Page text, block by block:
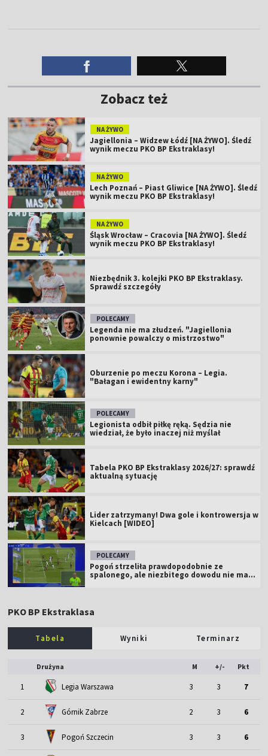
Zobacz też
NA ŻYWO
Jagiellonia – Widzew Łódź [NA ŻYWO]. Śledź
wynik meczu PKO BP Ekstraklasy!
NA ŻYWO
Lech Poznań – Piast Gliwice [NA ŻYWO]. Śledź
wynik meczu PKO BP Ekstraklasy!
NA ŻYWO
Śląsk Wrocław – Cracovia [NA ŻYWO]. Śledź
wynik meczu PKO BP Ekstraklasy!
Niezbędnik 3. kolejki PKO BP Ekstraklasy.
Sprawdź szczegóły
POLECAMY
Legenda nie ma złudzeń. "Jagiellonia
ponownie powalczy o mistrzostwo"
Oburzenie po meczu Korona – Legia.
"Bałagan i ewidentny karny"
POLECAMY
Legionista odbił piłkę ręką. Sędzia nie
wiedział, że było inaczej niż myślał
Tabela PKO BP Ekstraklasy 2026/27: sprawdź
aktualną sytuację
Lider zatrzymany! Dwa gole i kontrowersja w
Kielcach [WIDEO]
POLECAMY
Pogoń strzeliła prawdopodobnie ze
spalonego, ale niezbitego dowodu nie ma...
PKO BP Ekstraklasa
Tabela Wyniki Terminarz
Drużyna M +/- Pkt
1 Legia Warszawa 3 3 7
2 Górnik Zabrze 2 3 6
3 Pogoń Szczecin 3 3 6